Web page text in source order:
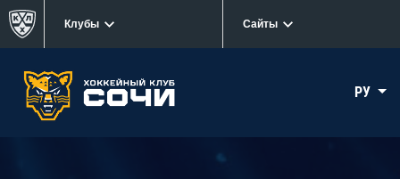
Клубы Сайты
РУ